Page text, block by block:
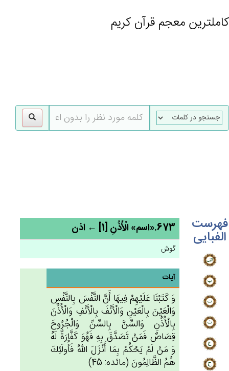
کاملترین معجم قرآن کریم
فهرست
الفبایی 673.«اسم» الْأُذُن‌ِ [1] ← اذن
گوش
آیات
وَ كَتَبْنَا عَلَيْهِم‌ْ فِيهَا أَن‌َّ النَّفْس‌َ بِالنَّفْس‌ِ
وَالْعَيْن‌َ بِالْعَيْن‌ِ وَالْأَنْف‌َ بِالْأَنْف‌ِ وَالْأُذُن‌َ
بِالْأُذُن‌ِ وَالسِّن‌َّ بِالسِّن‌ِّ وَالْجُرُوح‌َ
قِصَاص‌ٌ فَمَنْ‌ تَصَدَّق‌َ بِه‌ِ فَهُوَ كَفَّارَة‌ٌ لَه‌ُ
وَ مَنْ‌ لَم‌ْ يَحْكُمْ‌ بِمَا أَنْزَل‌َ الله‌ُ فَأُولَئِك‌َ
هُم‌ُ الظَّالِمُون‌َ (مائده: 45)